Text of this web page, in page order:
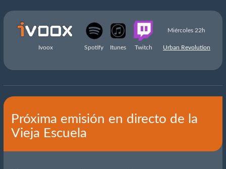
Miércoles 22h
Ivoox Spotify Itunes Twitch Urban Revolution
Próxima emisión en directo de la
Vieja Escuela